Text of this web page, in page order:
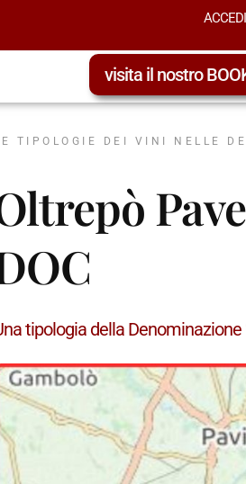
ACCEDI
visita il nostro
TIPOLOGIE DEI VINI NELLE
tipologia della Denominazione